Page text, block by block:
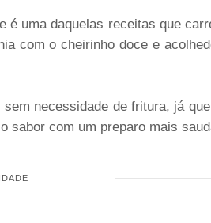
é uma daquelas receitas que
com o cheirinho doce e
necessidade de fritura, já
sabor com um preparo mais